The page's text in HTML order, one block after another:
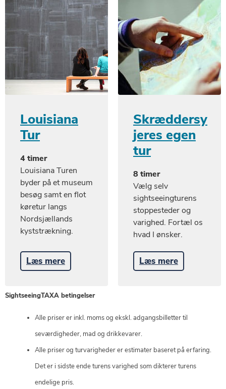
Louisiana
Tur
4 timer
Louisiana Turen
byder på et museum
besøg samt en flot
køretur langs
Nordsjællands
kyststrækning.
Læs mere
Skræddersy
jeres egen
tur
8 timer
Vælg selv
sightseeingturens
stoppesteder og
varighed. Fortæl os
hvad I ønsker.
Læs mere
SightseeingTAXA betingelser
Alle priser er inkl. moms og ekskl. adgangsbilletter til
seværdigheder, mad og drikkevarer.
Alle priser og turvarigheder er estimater baseret på erfaring.
Det er i sidste ende turens varighed som dikterer turens
endelige pris.